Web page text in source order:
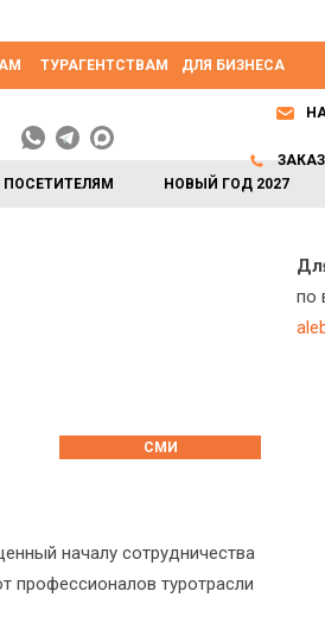
ТУРАГЕНТСТВАМ ДЛЯ БИЗНЕСА
ПОСЕТИТЕЛЯМ НОВЫЙ ГОД 2027
СМИ
началу сотрудничества
профессионалов туротрасли
по